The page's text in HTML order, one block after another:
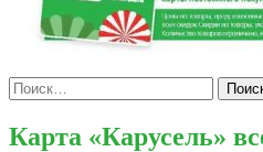
Найти:
Карта «Карусель»